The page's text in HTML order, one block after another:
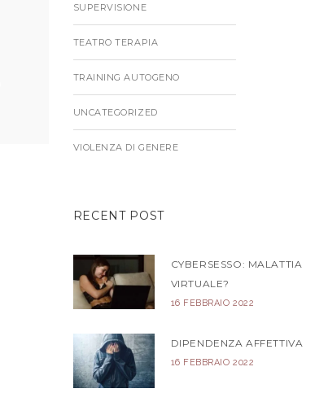
SUPERVISIONE
TEATRO TERAPIA
TRAINING AUTOGENO
UNCATEGORIZED
VIOLENZA DI GENERE
RECENT POST
CYBERSESSO: MALATTIA
VIRTUALE?
16 FEBBRAIO 2022
DIPENDENZA AFFETTIVA
16 FEBBRAIO 2022